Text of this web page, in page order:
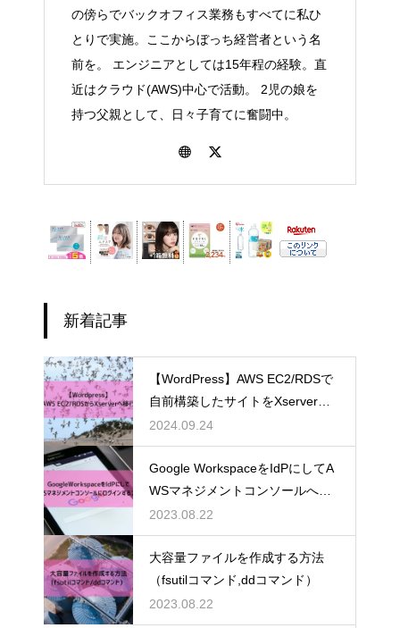
の傍らでバックオフィス業務もすべてに私ひ
とりで実施。ここからぼっち経営者という名
前を。 エンジニアとしては15年程の経験。直
近はクラウド(AWS)中心で活動。 2児の娘を
持つ父親として、日々子育てに奮闘中。
新着記事
【WordPress】AWS EC2/RDSで
自前構築したサイトをXserverへ
移行した
2024.09.24
Google WorkspaceをIdPにしてA
WSマネジメントコンソールへロ
グイン（画像付き）
2023.08.22
大容量ファイルを作成する方法
（fsutilコマンド,ddコマンド）
2023.08.22